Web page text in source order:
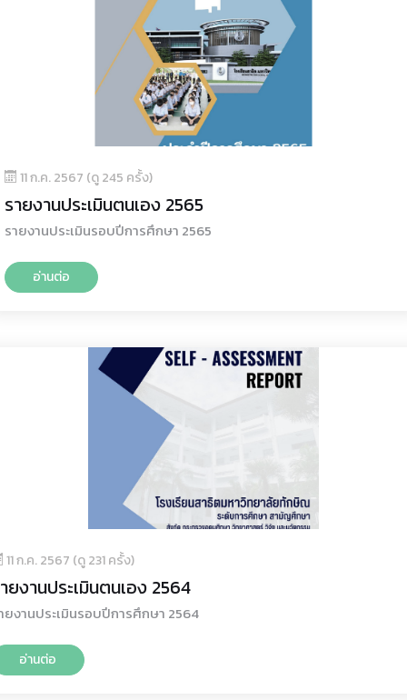
11 ก.ค. 2567 (ดู 245 ครั้ง)
รายงานประเมินตนเอง 2565
รายงานประเมินรอบปีการศึกษา 2565
อ่านต่อ
11 ก.ค. 2567 (ดู 231 ครั้ง)
ยงานประเมินตนเอง 2564
ยงานประเมินรอบปีการศึกษา 2564
อ่านต่อ